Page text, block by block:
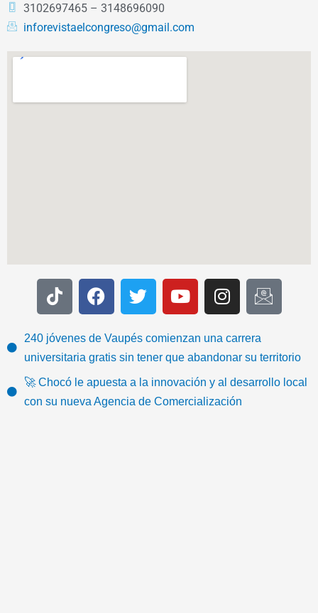
3102697465 – 3148696090
inforevistaelcongreso@gmail.com
T
i
t
o
k
F
a
e
b
o
o
k
T
w
t
t
e
Y
o
t
u
b
I
n
t
a
g
a
I
c
-
e
240 jóvenes de Vaupés comienzan una carrera
universitaria gratis sin tener que abandonar su territorio
🚀 Chocó le apuesta a la innovación y al desarrollo local
con su nueva Agencia de Comercialización